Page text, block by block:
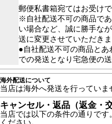
郵便私書箱宛てはお受けで
※自社配送不可の商品で
い場合など、誠に勝手な
送に変更させていただきま
●自社配送不可の商品と
での発送となり宅急便の
海外配送について
当店は海外へ発送を行っていま
キャンセル・返品（返金・
当店では以下の条件の通りで
ください。